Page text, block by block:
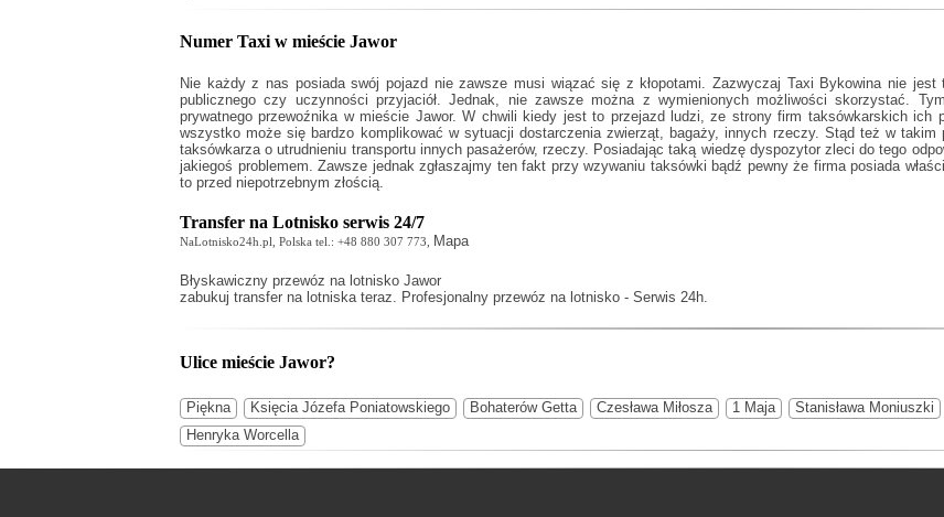
Numer Taxi w mieście Jawor
Nie każdy z nas posiada swój pojazd nie zawsze musi wiązać się z kłopotami. Zazwyczaj Taxi Bykowina nie jest
publicznego czy uczynności przyjaciół. Jednak, nie zawsze można z wymienionych możliwości skorzystać.
prywatnego przewoźnika w mieście Jawor. W chwili kiedy jest to przejazd ludzi, ze strony firm taksówkarskich ich
wszystko może się bardzo komplikować w sytuacji dostarczenia zwierząt, bagaży, innych rzeczy. Stąd też w takim
taksówkarza o utrudnieniu transportu innych pasażerów, rzeczy. Posiadając taką wiedzę dyspozytor zleci do tego
jakiegoś problemem. Zawsze jednak zgłaszajmy ten fakt przy wzywaniu taksówki bądź pewny że firma posiada
to przed niepotrzebnym złością.
Transfer na Lotnisko serwis 24/7
NaLotnisko24h.pl, Polska tel.: +48 880 307 773, Mapa
Błyskawiczny przewóz na lotnisko Jawor
zabukuj transfer na lotniska teraz. Profesjonalny przewóz na lotnisko - Serwis 24h.
Ulice mieście Jawor?
Piękna Księcia Józefa Poniatowskiego Bohaterów Getta Czesława Miłosza 1 Maja Stanisława Moniuszki
Henryka Worcella